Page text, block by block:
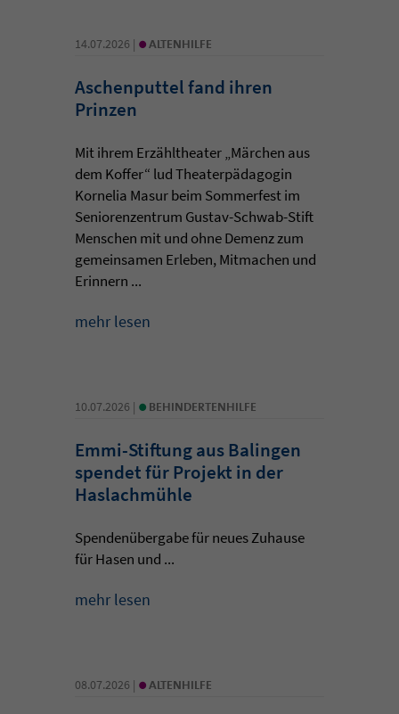
14.07.2026 | • ALTENHILFE
Aschenputtel fand ihren
Prinzen
Mit ihrem Erzähltheater „Märchen aus
dem Koffer“ lud Theaterpädagogin
Kornelia Masur beim Sommerfest im
Seniorenzentrum Gustav-Schwab-Stift
Menschen mit und ohne Demenz zum
gemeinsamen Erleben, Mitmachen und
Erinnern ...
mehr lesen
10.07.2026 | • BEHINDERTENHILFE
Emmi-Stiftung aus Balingen
spendet für Projekt in der
Haslachmühle
Spendenübergabe für neues Zuhause
für Hasen und ...
mehr lesen
08.07.2026 | • ALTENHILFE